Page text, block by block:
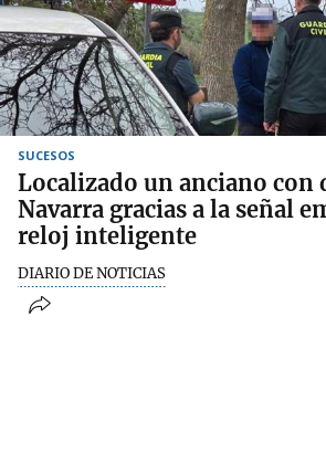
SUCESOS
Localizado un anciano con
Navarra gracias a la señal
reloj inteligente
DIARIO DE NOTICIAS